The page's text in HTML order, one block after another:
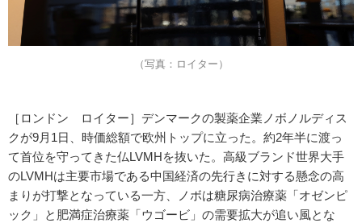
（写真：ロイター）
［ロンドン ロイター］デンマークの製薬企業ノボノルディス
クが9月1日、時価総額で欧州トップに立った。約2年半に渡っ
て首位を守ってきた仏LVMHを抜いた。高級ブランド世界大手
のLVMHは主要市場である中国経済の先行きに対する懸念の高
まりが打撃となっている一方、ノボは糖尿病治療薬「オゼンピ
ック」と肥満症治療薬「ウゴービ」の需要拡大が追い風とな